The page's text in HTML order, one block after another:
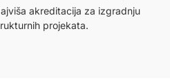
akreditacija za izgradnju
projekata.